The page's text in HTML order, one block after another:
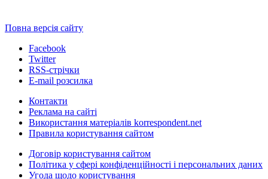
Повна версія сайту
Facebook
Twitter
RSS-стрічки
E-mail розсилка
Контакти
Реклама на сайті
Використання матеріалів korrespondent.net
Правила користування сайтом
Договір користування сайтом
Політика у сфері конфіденційності і персональних даних
Угода щодо користування